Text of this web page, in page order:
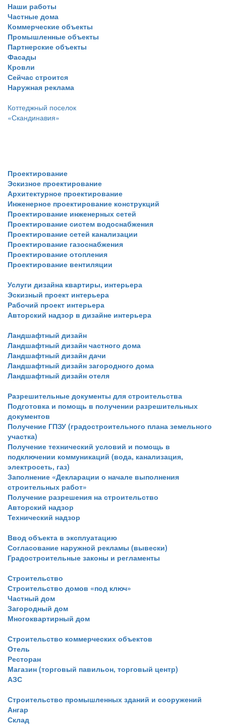
Наши работы
Частные дома
Коммерческие объекты
Промышленные объекты
Партнерские объекты
Фасады
Кровли
Сейчас строится
Наружная реклама
Коттеджный поселок
«Скандинавия»
Проектирование
Эскизное проектирование
Архитектурное проектирование
Инженерное проектирование конструкций
Проектирование инженерных сетей
Проектирование систем водоснабжения
Проектирование сетей канализации
Проектирование газоснабжения
Проектирование отопления
Проектирование вентиляции
Услуги дизайна квартиры, интерьера
Эскизный проект интерьера
Рабочий проект интерьера
Авторский надзор в дизайне интерьера
Ландшафтный дизайн
Ландшафтный дизайн частного дома
Ландшафтный дизайн дачи
Ландшафтный дизайн загородного дома
Ландшафтный дизайн отеля
Разрешительные документы для строительства
Подготовка и помощь в получении разрешительных
документов
Получение ГПЗУ (градостроительного плана земельного
участка)
Получение технический условий и помощь в
подключении коммуникаций (вода, канализация,
электросеть, газ)
Заполнение «Декларации о начале выполнения
строительных работ»
Получение разрешения на строительство
Авторский надзор
Технический надзор
Ввод объекта в эксплуатацию
Согласование наружной рекламы (вывески)
Градостроительные законы и регламенты
Строительство
Строительство домов «под ключ»
Частный дом
Загородный дом
Многоквартирный дом
Строительство коммерческих объектов
Отель
Ресторан
Магазин (торговый павильон, торговый центр)
АЗС
Строительство промышленных зданий и сооружений
Ангар
Склад